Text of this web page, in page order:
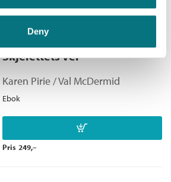
Deny
Pris 249,–
Skjelettets vei
Karen Pirie /Val McDermid
Ebok
Pris 249,–